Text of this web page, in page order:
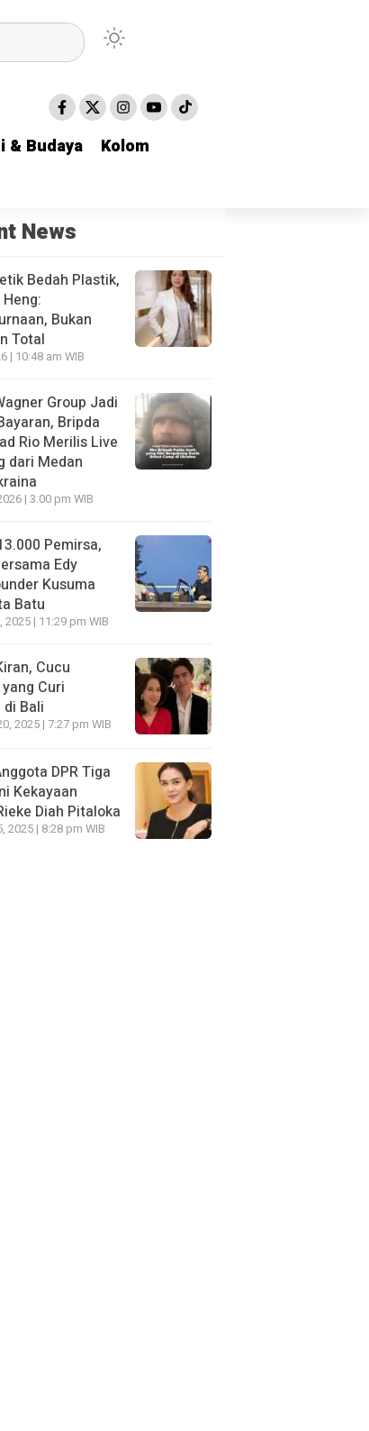
& Budaya
Kolom
& Budaya
Kolom
News
Bedah Plastik,
Bukan
Total
| 10:48 am WIB
Group Jadi
Bripda
Rio Merilis Live
dari Medan
| 3:00 pm WIB
Pemirsa,
Edy
Kusuma
Batu
2025 | 11:29 pm WIB
Cucu
Curi
Bali
2025 | 7:27 pm WIB
DPR Tiga
Kekayaan
Diah Pitaloka
2025 | 8:28 pm WIB